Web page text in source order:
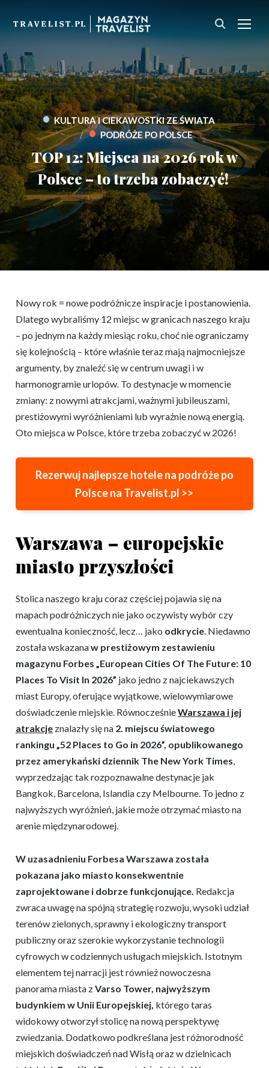
• KULTURA I CIEKAWOSTKI ZE ŚWIATA
• PODRÓŻE PO POLSCE
TOP 12: Miejsca na 2026 rok w
Polsce – to trzeba zobaczyć!
Nowy rok = nowe podróżnicze inspiracje i postanowienia.
Dlatego wybraliśmy 12 miejsc w granicach naszego kraju
– po jednym na każdy miesiąc roku, choć nie ograniczamy
się kolejnością – które właśnie teraz mają najmocniejsze
argumenty, by znaleźć się w centrum uwagi i w
harmonogramie urlopów. To destynacje w momencie
zmiany: z nowymi atrakcjami, ważnymi jubileuszami,
prestiżowymi wyróżnieniami lub wyraźnie nową energią.
Oto miejsca w Polsce, które trzeba zobaczyć w 2026!
Rezerwuj najlepsze hotele na podróże po
Polsce na Travelist.pl >>
Warszawa – europejskie
miasto przyszłości
Stolica naszego kraju coraz częściej pojawia się na
mapach podróżniczych nie jako oczywisty wybór czy
ewentualna konieczność, lecz… jako odkrycie. Niedawno
została wskazanaw prestiżowym zestawieniu
magazynu Forbes „European Cities Of The Future: 10
Places To Visit In 2026” jako jedno z najciekawszych
miast Europy, oferujące wyjątkowe, wielowymiarowe
doświadczenie miejskie. RównocześnieWarszawa i jej
atrakcje znalazły się na 2. miejscu światowego
rankingu „52 Places to Go in 2026”, opublikowanego
przez amerykański dziennik The New York Times,
wyprzedzając tak rozpoznawalne destynacje jak
Bangkok, Barcelona, Islandia czy Melbourne. To jedno z
najwyższych wyróżnień, jakie może otrzymać miasto na
arenie międzynarodowej.
W uzasadnieniu Forbesa Warszawa została
pokazana jako miasto konsekwentnie
zaprojektowane i dobrze funkcjonujące. Redakcja
zwraca uwagę na spójną strategię rozwoju, wysoki udział
terenów zielonych, sprawny i ekologiczny transport
publiczny oraz szerokie wykorzystanie technologii
cyfrowych w codziennych usługach miejskich. Istotnym
elementem tej narracji jest również nowoczesna
panorama miasta zVarso Tower, najwyższym
budynkiem w Unii Europejskiej, którego taras
widokowy otworzył stolicę na nową perspektywę
zwiedzania. Dodatkowo podkreślana jest różnorodność
miejskich doświadczeń nad Wisłą oraz w dzielnicach